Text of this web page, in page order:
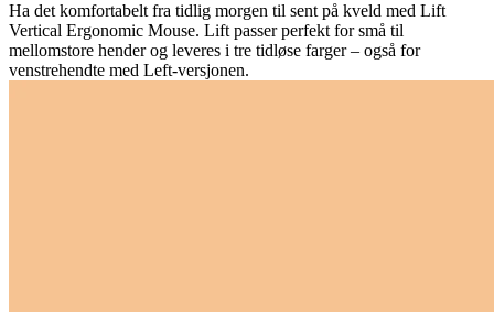
Ha det komfortabelt fra tidlig morgen til sent på kveld med Lift
Vertical Ergonomic Mouse. Lift passer perfekt for små til
mellomstore hender og leveres i tre tidløse farger – også for
venstrehendte med Left-versjonen.